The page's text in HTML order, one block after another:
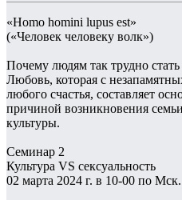
«Homo homini lupus est»
(«Человек человеку волк»)
Почему людям так трудно
Любовь, которая с
любого счастья, составляет
причиной возникновения
культуры.
Семинар 2
Культура VS сексуальность
02 марта 2024 г. в 10-00 по Мск.